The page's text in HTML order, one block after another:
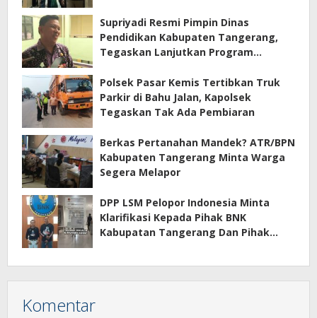
Supriyadi Resmi Pimpin Dinas
Pendidikan Kabupaten Tangerang,
Tegaskan Lanjutkan Program
Polsek Pasar Kemis Tertibkan Truk
Parkir di Bahu Jalan, Kapolsek
Tegaskan Tak Ada Pembiaran
Berkas Pertanahan Mandek? ATR/BPN
Kabupaten Tangerang Minta Warga
Segera Melapor
DPP LSM Pelopor Indonesia Minta
Klarifikasi Kepada Pihak BNK
Kabupatan Tangerang Dan Pihak
Komentar